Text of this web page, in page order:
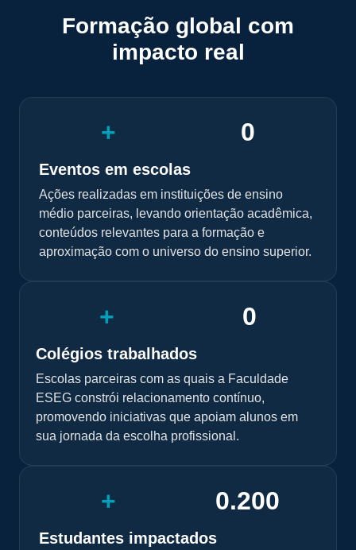
Formação global com
impacto real
+ 0
Eventos em escolas
Ações realizadas em instituições de ensino
médio parceiras, levando orientação acadêmica,
conteúdos relevantes para a formação e
aproximação com o universo do ensino superior.
+ 0
Colégios trabalhados
Escolas parceiras com as quais a Faculdade
ESEG constrói relacionamento contínuo,
promovendo iniciativas que apoiam alunos em
sua jornada da escolha profissional.
+ 0.200
Estudantes impactados